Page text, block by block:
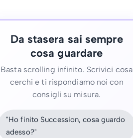
Da stasera sai sempre
cosa guardare
Basta scrolling infinito. Scrivici cosa
cerchi e ti rispondiamo noi con
consigli su misura.
"Ho finito Succession, cosa guardo
adesso?"